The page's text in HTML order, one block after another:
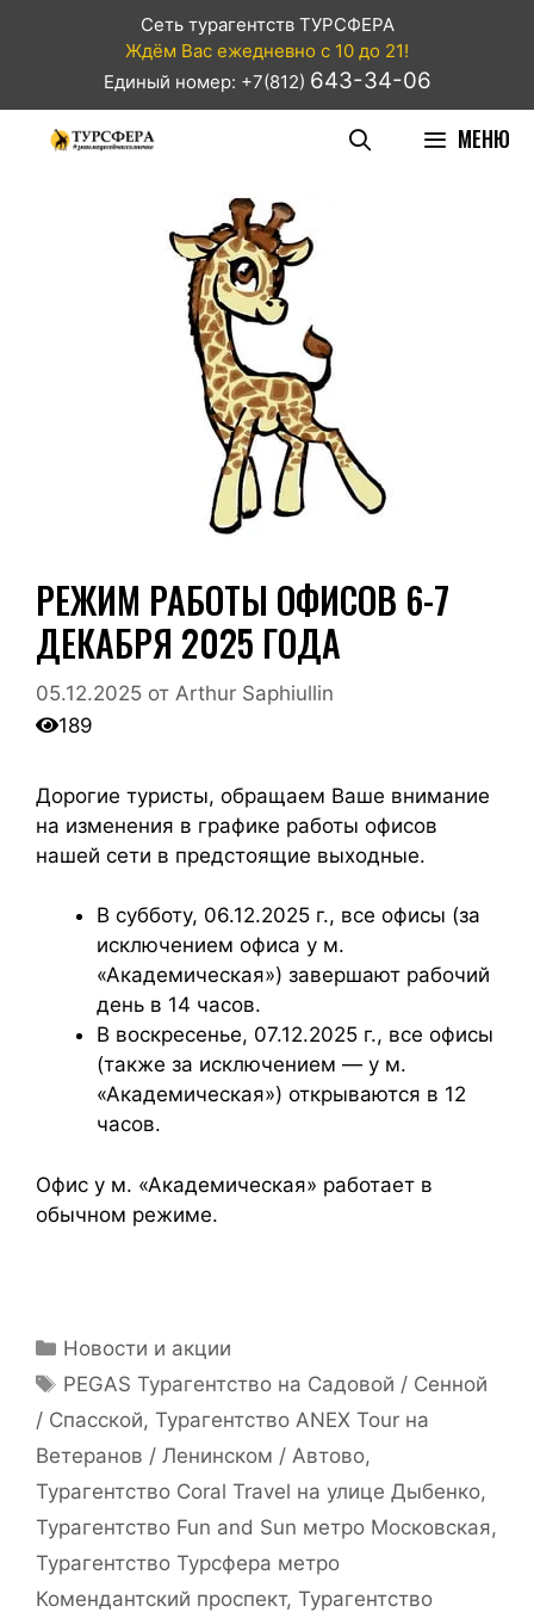
Сеть турагентств ТУРСФЕРА
Ждём Вас ежедневно с 10 до 21!
Единый номер: +7(812) 643-34-06
МЕНЮ
РЕЖИМ РАБОТЫ ОФИСОВ 6-7
ДЕКАБРЯ 2025 ГОДА
05.12.2025 от Arthur Saphiullin
189
Дорогие туристы, обращаем Ваше внимание
на изменения в графике работы офисов
нашей сети в предстоящие выходные.
В субботу, 06.12.2025 г., все офисы (за
исключением офиса у м.
«Академическая») завершают рабочий
день в 14 часов.
В воскресенье, 07.12.2025 г., все офисы
(также за исключением — у м.
«Академическая») открываются в 12
часов.
Офис у м. «Академическая» работает в
обычном режиме.
Новости и акции
PEGAS Турагентство на Садовой / Сенной
/ Спасской, Турагентство ANEX Tour на
Ветеранов / Ленинском / Автово,
Турагентство Coral Travel на улице Дыбенко,
Турагентство Fun and Sun метро Московская,
Турагентство Турсфера метро
Комендантский проспект, Турагентство